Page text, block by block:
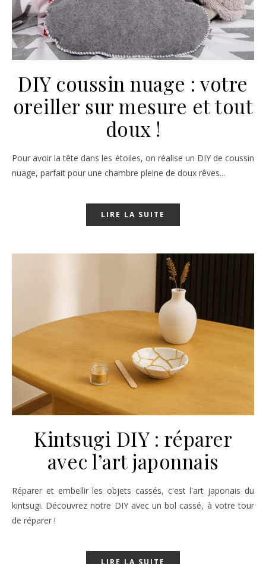
DIY coussin nuage : votre
oreiller sur mesure et tout
doux !
Pour avoir la tête dans les étoiles, on réalise un DIY de coussin
nuage, parfait pour une chambre pleine de doux rêves...
LIRE LA SUITE
Kintsugi DIY : réparer
avec l’art japonnais
Réparer et embellir les objets cassés, c'est l'art japonais du
kintsugi. Découvrez notre DIY avec un bol cassé, à votre tour
de réparer !